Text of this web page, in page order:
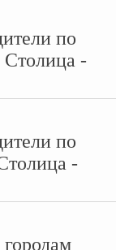
по
Столица -
по
-